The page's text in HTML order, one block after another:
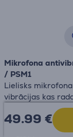
Mikrofona
/ PSM1
Lielisks
vibrācijas kas
49.99 €